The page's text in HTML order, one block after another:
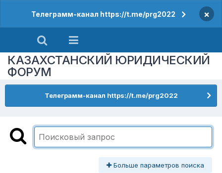
Телеграмм-канал https://t.me/prg2022 ×
КАЗАХСТАНСКИЙ ЮРИДИЧЕСКИЙ
ФОРУМ
Телеграмм-канал https://t.me/prg2022
Больше параметров поиска